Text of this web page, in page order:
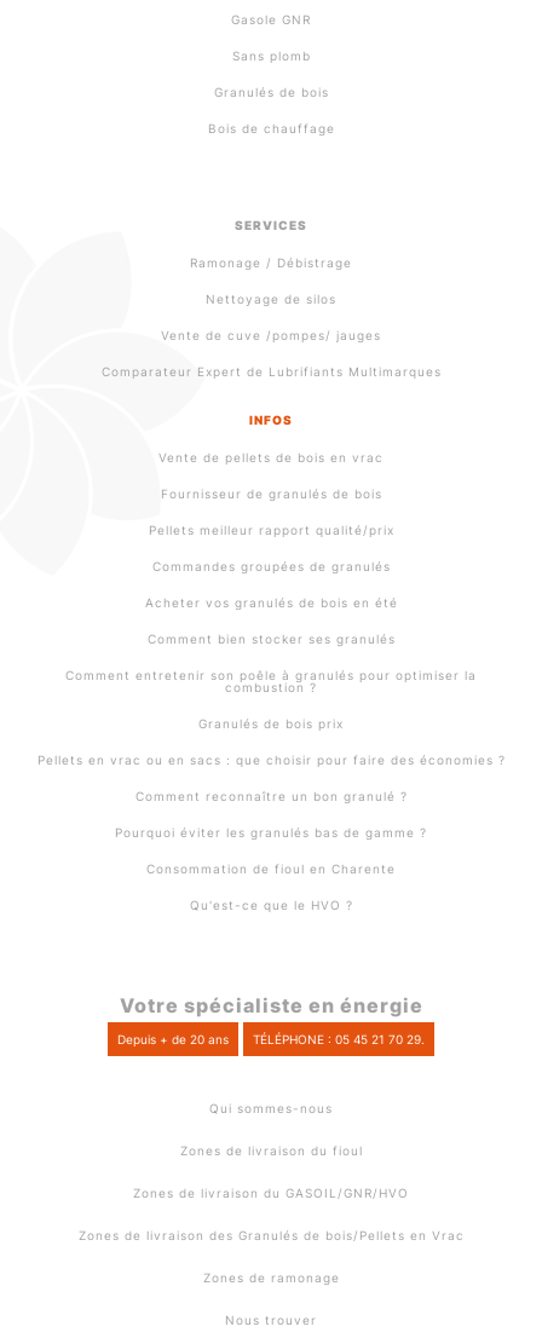
Gasole GNR
Sans plomb
Granulés de bois
Bois de chauffage
SERVICES
Ramonage / Débistrage
Nettoyage de silos
Vente de cuve /pompes/ jauges
Comparateur Expert de Lubrifiants Multimarques
INFOS
Vente de pellets de bois en vrac
Fournisseur de granulés de bois
Pellets meilleur rapport qualité/prix
Commandes groupées de granulés
Acheter vos granulés de bois en été
Comment bien stocker ses granulés
Comment entretenir son poêle à granulés pour optimiser la
combustion ?
Granulés de bois prix
Pellets en vrac ou en sacs : que choisir pour faire des économies ?
Comment reconnaître un bon granulé ?
Pourquoi éviter les granulés bas de gamme ?
Consommation de fioul en Charente
Qu'est-ce que le HVO ?
Votre spécialiste en énergie
Depuis + de 20 ans TÉLÉPHONE : 05 45 21 70 29.
Qui sommes-nous
Zones de livraison du fioul
Zones de livraison du GASOIL/GNR/HVO
Zones de livraison des Granulés de bois/Pellets en Vrac
Zones de ramonage
Nous trouver